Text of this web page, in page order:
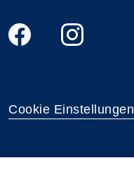
Cookie Einstellungen